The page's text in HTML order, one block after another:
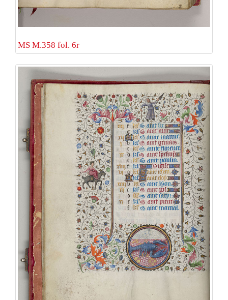
MS M.358 fol. 6r